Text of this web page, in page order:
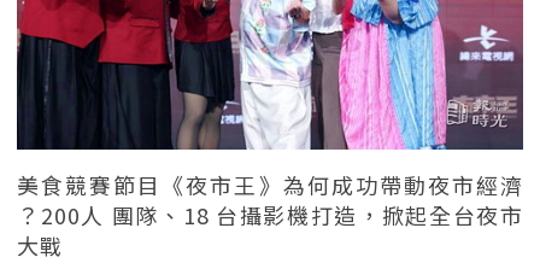
美食競賽節目《夜市王》為何成功帶動夜市經濟
？200人 團隊、18 台攝影機打造，掀起全台夜市
大戰